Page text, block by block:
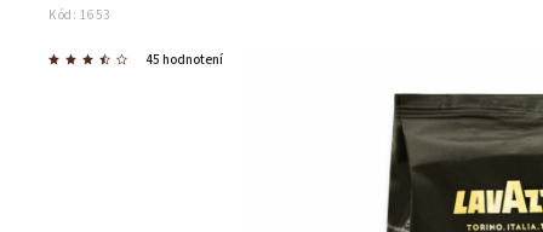
Kód: 1653
45 hodnotení